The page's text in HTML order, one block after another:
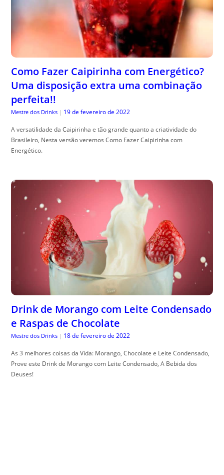
Como Fazer Caipirinha com Energético?
Uma disposição extra uma combinação
perfeita!!
Mestre dos Drinks | 19 de fevereiro de 2022
A versatilidade da Caipirinha e tão grande quanto a criatividade do
Brasileiro, Nesta versão veremos Como Fazer Caipirinha com
Energético.
Drink de Morango com Leite Condensado
e Raspas de Chocolate
Mestre dos Drinks | 18 de fevereiro de 2022
As 3 melhores coisas da Vida: Morango, Chocolate e Leite Condensado,
Prove este Drink de Morango com Leite Condensado, A Bebida dos
Deuses!